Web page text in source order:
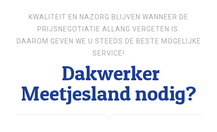
KWALITEIT EN NAZORG BLIJVEN WANNEER DE
PRIJSNEGOTIATIE ALLANG VERGETEN IS.
DAAROM GEVEN WE U STEEDS DE BESTE MOGELIJKE
SERVICE!
Dakwerker
Meetjesland nodig?